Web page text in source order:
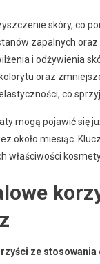
skóry, co
zapalnych oraz
i odżywienia
oraz
co
mogą pojawić się
około miesiąc.
właściwości
ze